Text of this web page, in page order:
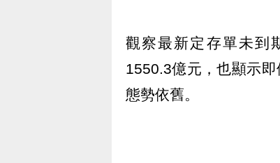
觀察最新定存單未到
1550.3億元，也顯示
態勢依舊。